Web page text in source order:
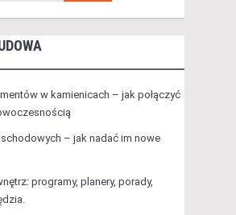
w kamienicach – jak połączyć
– jak nadać im nowe
programy, planery, porady,